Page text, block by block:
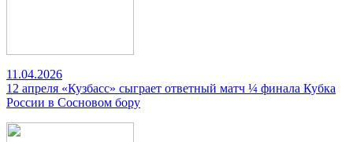
11.04.2026
12 апреля «Кузбасс» сыграет ответный матч ¼ финала Кубка
России в Сосновом бору